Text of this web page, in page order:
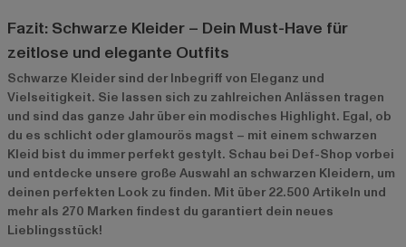
Fazit: Schwarze Kleider – Dein Must-Have für
zeitlose und elegante Outfits
Schwarze Kleider sind der Inbegriff von Eleganz und
Vielseitigkeit. Sie lassen sich zu zahlreichen Anlässen tragen
und sind das ganze Jahr über ein modisches Highlight. Egal, ob
du es schlicht oder glamourös magst – mit einem schwarzen
Kleid bist du immer perfekt gestylt. Schau bei Def-Shop vorbei
und entdecke unsere große Auswahl an schwarzen Kleidern, um
deinen perfekten Look zu finden. Mit über 22.500 Artikeln und
mehr als 270 Marken findest du garantiert dein neues
Lieblingsstück!